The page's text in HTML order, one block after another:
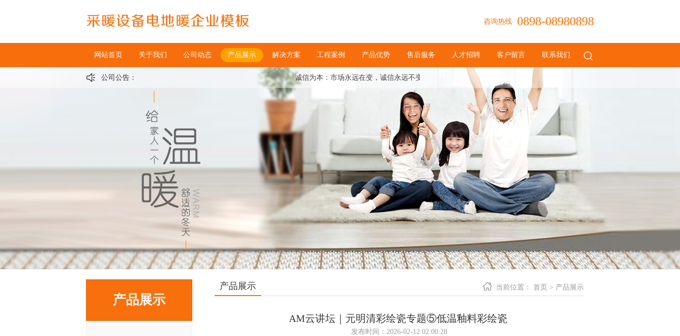
咨询热线 0898-08980898
网站首页 关于我们 公司动态 产品展示 解决方案 工程案例 产品优势 售后服务 人才招聘 客户留言 联系我们
公司公告： 诚信为本：市场永远在变，诚信永远不变。
产品展示
产品展示 当前位置： 首页 > 产品展示
AM云讲坛｜元明清彩绘瓷专题⑤低温釉料彩绘瓷
发布时间：2026-02-12 02:00:28